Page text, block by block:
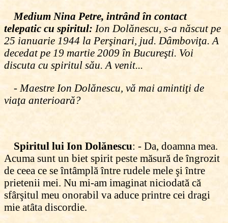
Medium Nina Petre, intrând în contact
telepatic cu spiritul: Ion Dolănescu, s-a născut pe
25 ianuarie 1944 la Perşinari, jud. Dâmboviţa. A
decedat pe 19 martie 2009 în Bucureşti. Voi
discuta cu spiritul său. A venit...
- Maestre Ion Dolănescu, vă mai amintiţi de
viaţa anterioară?
Spiritul lui Ion Dolănescu: - Da, doamna mea.
Acuma sunt un biet spirit peste măsură de îngrozit
de ceea ce se întâmplă între rudele mele şi între
prietenii mei. Nu mi-am imaginat niciodată că
sfârşitul meu onorabil va aduce printre cei dragi
mie atâta discordie.